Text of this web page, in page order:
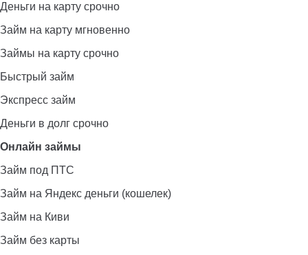
Деньги на карту срочно
Займ на карту мгновенно
Займы на карту срочно
Быстрый займ
Экспресс займ
Деньги в долг срочно
Онлайн займы
Займ под ПТС
Займ на Яндекс деньги (кошелек)
Займ на Киви
Займ без карты